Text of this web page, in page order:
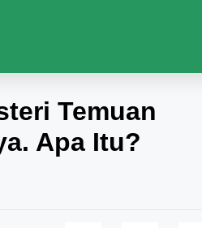
Temuan
Apa Itu?